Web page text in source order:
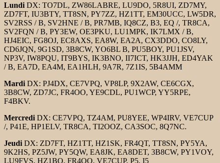
Lundi DX: TO7DL, ZW86LABRE, LU9DO, 5R8UI, ZD7MY,
ZD7FT, IU3BTY, TT8SN, PY7ZZ, HZ1TT, EM30UCC, LW5DR,
SV2RSS / B, SV2HNE / B, PR7MB, IQ8CZ, B3, EQ /, TR8CA,
SV2FQN / B, PY3EW, OE3PKU, LU1MPK, IK7LMX / B,
HJ4EIC, FG8OJ, EC8AXS, EA8W, EA2A, CX3DDO, CO8LY,
CD6JQN, 9G1SD, 3B8CW, YO6BL B, PU5BOY, PU1JSV,
NP3V, IW8PQU, IT9BYS, IK3BNO, II7ICT, HK3JJH, ED4YAK
/ B, EA7D, EA4M, EA1HLH, 9A7R, 7Z1IS, 5B4AMM
Mardi DX: PJ4DX, CE7VPQ, VP8LP, 9X2AW, CE6CGX,
3B8CW, ZD7JC, FR4OO, YE9CDL, PU1WCP, YY5RPE,
F4BKV.
Mercredi DX: CE7VPQ, TZ4AM, PU8YEE, WP4IRV, VE7CUP
/, P41E, HP1ELV, TR8CA, TI2OOZ, CA3SOC, 8Q7NC.
Jeudi DX: ZD7FT, HZ1TT, HZ1SK, FR4QT, TT8SN, PY5YA,
9K2HS, PZ5JW, PY5QW, EA8JK, EA8DET, 3B8CW, PY1VOY,
LU9FVS, HZ1BO, FR4OO, VE7CUP, P5, I5